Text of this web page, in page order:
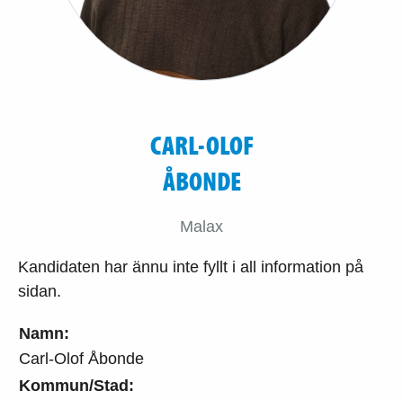
Namn:
Carl-Olof Åbonde
Kommun/Stad:
CARL-OLOF
ÅBONDE
Malax
Kandidaten har ännu inte fyllt i all information på
sidan.